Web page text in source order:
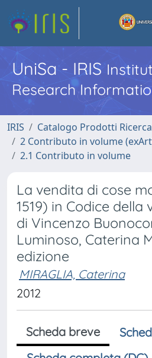
UniSa - IRIS
Research
IRIS
Catalogo Prodotti Ricerca
2 Contributo in volume
2.1 Contributo in volume
La vendita di cose
1519) in Codice della
di Vincenzo
Luminoso, Caterina
edizione
MIRAGLIA, Caterina
2012
Scheda breve